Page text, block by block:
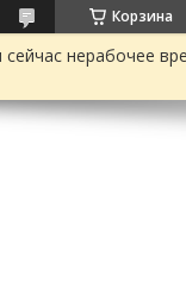
Корзина
нерабочее